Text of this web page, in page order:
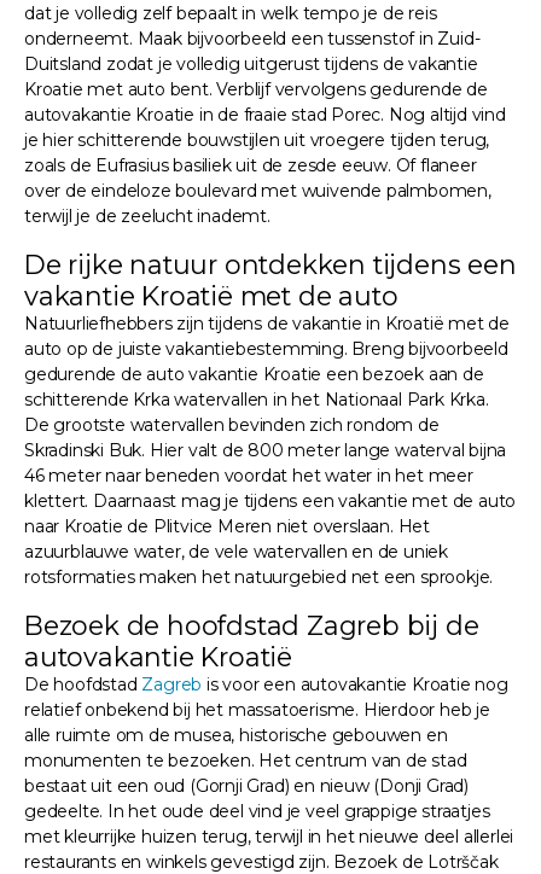
dat je volledig zelf bepaalt in welk tempo je de reis
onderneemt. Maak bijvoorbeeld een tussenstof in Zuid-
Duitsland zodat je volledig uitgerust tijdens de vakantie
Kroatie met auto bent. Verblijf vervolgens gedurende de
autovakantie Kroatie in de fraaie stad Porec. Nog altijd vind
je hier schitterende bouwstijlen uit vroegere tijden terug,
zoals de Eufrasius basiliek uit de zesde eeuw. Of flaneer
over de eindeloze boulevard met wuivende palmbomen,
terwijl je de zeelucht inademt.
De rijke natuur ontdekken tijdens een
vakantie Kroatië met de auto
Natuurliefhebbers zijn tijdens de vakantie in Kroatië met de
auto op de juiste vakantiebestemming. Breng bijvoorbeeld
gedurende de auto vakantie Kroatie een bezoek aan de
schitterende Krka watervallen in het Nationaal Park Krka.
De grootste watervallen bevinden zich rondom de
Skradinski Buk. Hier valt de 800 meter lange waterval bijna
46 meter naar beneden voordat het water in het meer
klettert. Daarnaast mag je tijdens een vakantie met de auto
naar Kroatie de Plitvice Meren niet overslaan. Het
azuurblauwe water, de vele watervallen en de uniek
rotsformaties maken het natuurgebied net een sprookje.
Bezoek de hoofdstad Zagreb bij de
autovakantie Kroatië
De hoofdstad Zagreb is voor een autovakantie Kroatie nog
relatief onbekend bij het massatoerisme. Hierdoor heb je
alle ruimte om de musea, historische gebouwen en
monumenten te bezoeken. Het centrum van de stad
bestaat uit een oud (Gornji Grad) en nieuw (Donji Grad)
gedeelte. In het oude deel vind je veel grappige straatjes
met kleurrijke huizen terug, terwijl in het nieuwe deel allerlei
restaurants en winkels gevestigd zijn. Bezoek de Lotrščak